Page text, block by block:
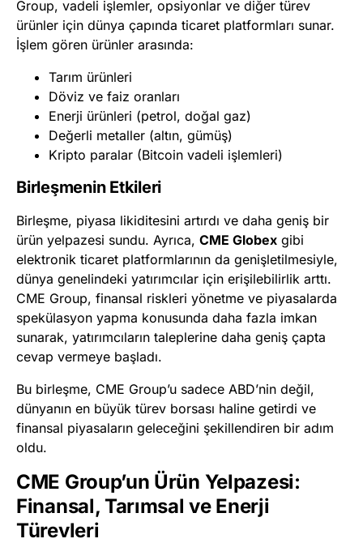
Group, vadeli işlemler, opsiyonlar ve diğer türev
ürünler için dünya çapında ticaret platformları sunar.
İşlem gören ürünler arasında:
Tarım ürünleri
Döviz ve faiz oranları
Enerji ürünleri (petrol, doğal gaz)
Değerli metaller (altın, gümüş)
Kripto paralar (Bitcoin vadeli işlemleri)
Birleşmenin Etkileri
Birleşme, piyasa likiditesini artırdı ve daha geniş bir
ürün yelpazesi sundu. Ayrıca, CME Globex gibi
elektronik ticaret platformlarının da genişletilmesiyle,
dünya genelindeki yatırımcılar için erişilebilirlik arttı.
CME Group, finansal riskleri yönetme ve piyasalarda
spekülasyon yapma konusunda daha fazla imkan
sunarak, yatırımcıların taleplerine daha geniş çapta
cevap vermeye başladı.
Bu birleşme, CME Group’u sadece ABD’nin değil,
dünyanın en büyük türev borsası haline getirdi ve
finansal piyasaların geleceğini şekillendiren bir adım
oldu.
CME Group’un Ürün Yelpazesi:
Finansal, Tarımsal ve Enerji
Türevleri